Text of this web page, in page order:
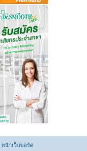
หน้าเว็บบอร์ด